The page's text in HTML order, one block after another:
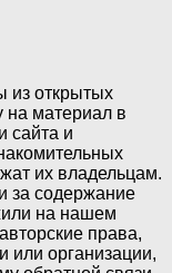
из открытых
на материал в
сайта и
их владельцам.
за содержание
на нашем
права,
организации,